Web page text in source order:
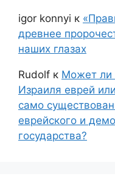
igor konnyi к
древнее
наших глазах
Rudolf к Может ли
Израиля еврей
само
еврейского и
государства?